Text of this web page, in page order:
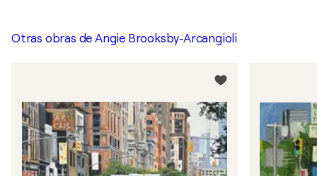
Otras obras deAngie Brooksby-Arcangioli